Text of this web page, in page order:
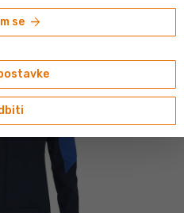
jakna, plava
se arrow_forward